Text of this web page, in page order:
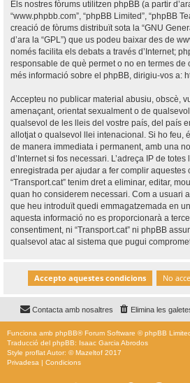
Els nostres fòrums utilitzen phpBB (a partir d’ara
“www.phpbb.com”, “phpBB Limited”, “phpBB
creació de fòrums distribuït sota la “GNU
d’ara la “GPL”) que us podeu baixar des de
només facilita els debats a través d’Internet;
responsable de què permet o no en termes de
més informació sobre el phpBB, dirigiu-vos a:
Accepteu no publicar material abusiu, obscè,
amenaçant, orientat sexualment o de
qualsevol de les lleis del vostre país, del país
allotjat o qualsevol llei intenacional. Si ho feu,
de manera immediata i permanent, amb una
d’Internet si fos necessari. L’adreça IP de
enregistrada per ajudar a fer complir aquestes
“Transport.cat” tenim dret a eliminar, editar,
quan ho considerem necessari. Com a usuari
que heu introduït quedi emmagatzemada en
aquesta informació no es proporcionarà a
consentiment, ni “Transport.cat” ni phpBB
qualsevol atac al sistema que pugui
Elimina les
Contacta amb nosaltres
Funciona amb phpBB® Forum Software © phpBB
Traducció del phpBB: Isaac Garcia Abrodos
Style proflatAutor: ©Mazeltof 2017
Privadesa | Condicions